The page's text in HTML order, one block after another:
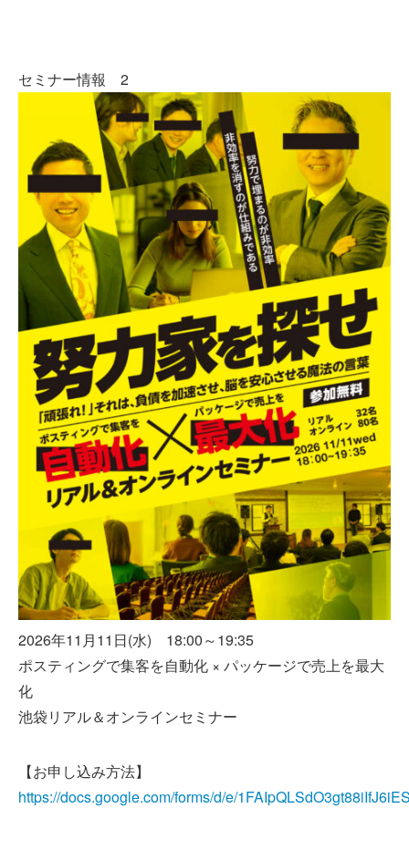
セミナー情報 2
2026年11月11日(水) 18:00～19:35
ポスティングで集客を自動化 × パッケージで売上を最大
化
池袋リアル＆オンラインセミナー
【お申し込み方法】
https://docs.google.com/forms/d/e/